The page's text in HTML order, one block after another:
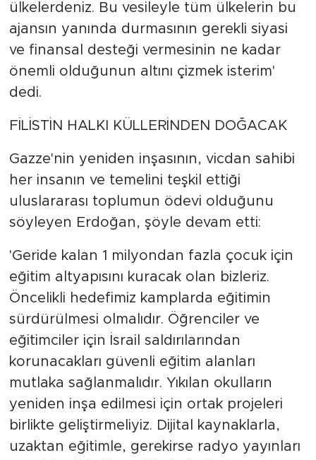
ülkelerdeniz. Bu vesileyle tüm ülkelerin bu
ajansın yanında durmasının gerekli siyasi
ve finansal desteği vermesinin ne kadar
önemli olduğunun altını çizmek isterim'
dedi.
FİLİSTİN HALKI KÜLLERİNDEN DOĞACAK
Gazze'nin yeniden inşasının, vicdan sahibi
her insanın ve temelini teşkil ettiği
uluslararası toplumun ödevi olduğunu
söyleyen Erdoğan, şöyle devam etti:
'Geride kalan 1 milyondan fazla çocuk için
eğitim altyapısını kuracak olan bizleriz.
Öncelikli hedefimiz kamplarda eğitimin
sürdürülmesi olmalıdır. Öğrenciler ve
eğitimciler için İsrail saldırılarından
korunacakları güvenli eğitim alanları
mutlaka sağlanmalıdır. Yıkılan okulların
yeniden inşa edilmesi için ortak projeleri
birlikte geliştirmeliyiz. Dijital kaynaklarla,
uzaktan eğitimle, gerekirse radyo yayınları